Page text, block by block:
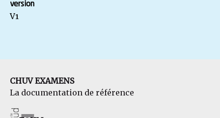
version
V1
CHUV EXAMENS
La documentation de référence